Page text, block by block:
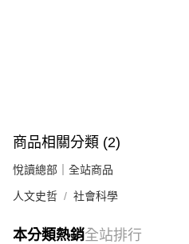
商品相關分類 (2)
悅讀總部｜全站商品
人文史哲 社會科學
本分類熱銷全站排行